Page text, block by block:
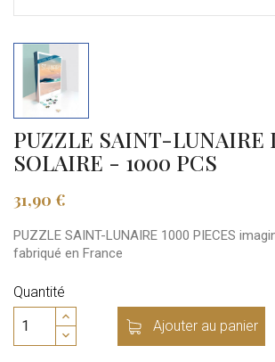
PUZZLE SAINT-LUNAIRE
SOLAIRE - 1000 PCS
31,90 €
PUZZLE SAINT-LUNAIRE 1000 PIECES
fabriqué en France
Quantité
Ajouter au panier